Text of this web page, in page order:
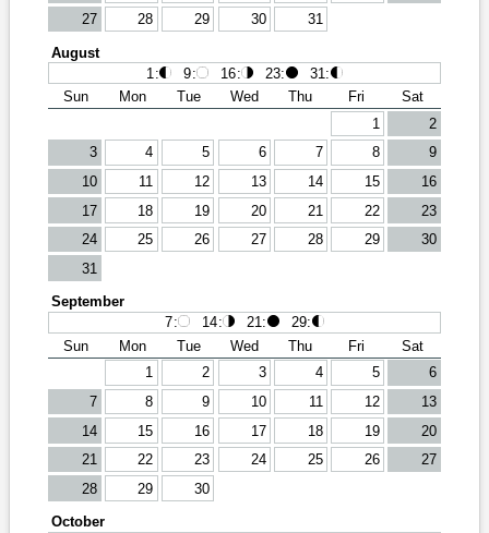
27
28 29 30 31
August
1 : 9: 16: 23: 31 :
Sun
Mon Tue Wed Thu Fri
Sat
1
2
3
4 5 6 7 8
9
10
11 12 13 14 15
16
17
18 19 20 21 22
23
24
25 26 27 28 29
30
31
September
7: 14: 21: 29:
Sun
Mon Tue Wed Thu Fri
Sat
1
2 3 4 5
6
7
8 9 10 11 12
13
14
15 16 17 18 19
20
21
22 23 24 25 26
27
28
29 30
October